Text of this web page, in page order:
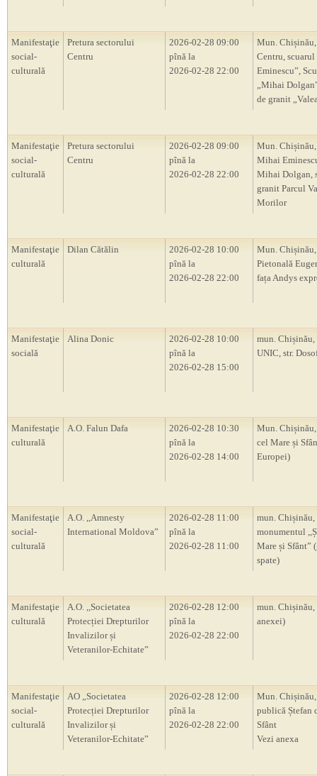
Manifestaţie
social-
culturală
Pretura sectorului
Centru
2026-02-28 09:00
pînă la
2026-02-28 22:00
Mun. Chișinău,
Centru,
Eminescu”,
„Mihai
de granit
Manifestaţie
social-
culturală
Pretura sectorului
Centru
2026-02-28 09:00
pînă la
2026-02-28 22:00
Mun.
Mihai
Mihai Dolgan,
granit Parcul
Morilor
Manifestaţie
culturală
Dilan Cătălin
2026-02-28 10:00
pînă la
2026-02-28 22:00
Mun. Chișinău,
Pietonală
fața Andys
Manifestaţie
socială
Alina Donic
2026-02-28 10:00
pînă la
2026-02-28 15:00
mun. Chișinău,
UNIC, str.
Manifestaţie
culturală
A.O. Falun Dafa
2026-02-28 10:30
pînă la
2026-02-28 14:00
Mun.
cel Mare și
Europei)
Manifestaţie
social-
culturală
A.O. ,,Amnesty
International Moldova”
2026-02-28 11:00
pînă la
2026-02-28 11:00
mun. Chișinău,
monumentul
Mare și Sfânt”
spate)
Manifestaţie
culturală
A.O. ,,Societatea
Protecției Drepturilor
Invalizilor și
Veteranilor-Echitate”
2026-02-28 12:00
pînă la
2026-02-28 22:00
mun.
anexei)
Manifestaţie
social-
culturală
AO „Societatea
Protecției Drepturilor
Invalizilor și
Veteranilor-Echitate”
2026-02-28 12:00
pînă la
2026-02-28 22:00
Mun.
publică Ștefan
Sfânt
Vezi anexa